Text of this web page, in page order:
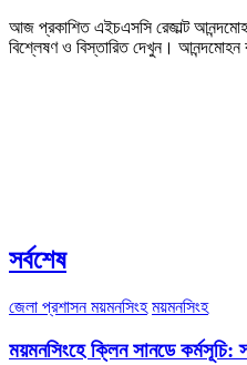
আজ প্রকাশিত এইচএসসি রেজাল্ট
বিশ্লেষণ ও বিস্তারিত দেখুন।
সর্বশেষ
জেলা প্রশাসন ময়মনসিংহ ময়মনসিংহ
ময়মনসিংহে ক্লিন সানডে